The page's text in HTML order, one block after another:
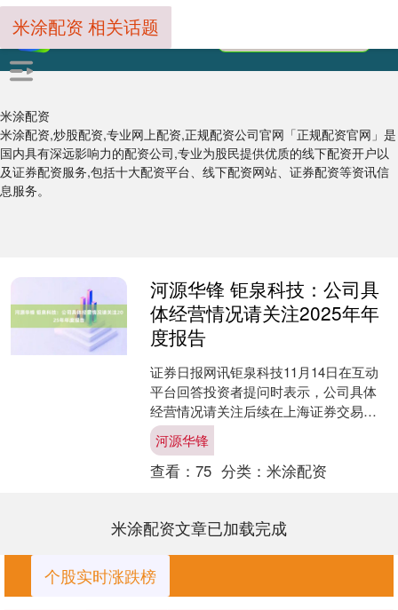
米涂配资
米涂配资,炒股配资,专业网上配资,正规配资公司官网「正规配资官网」是
国内具有深远影响力的配资公司,专业为股民提供优质的线下配资开户以
及证券配资服务,包括十大配资平台、线下配资网站、证券配资等资讯信
息服务。
米涂配资 相关话题
河源华锋 钜泉科技：公司具
体经营情况请关注2025年年
度报告
证券日报网讯钜泉科技11月14日在互动
平台回答投资者提问时表示，公司具体
经营情况请关注后续在上海证券交易所
网站发布的2025年年度报告。....
河源华锋
查看： 75 分类： 米涂配资
米涂配资文章已加载完成
个股实时涨跌榜